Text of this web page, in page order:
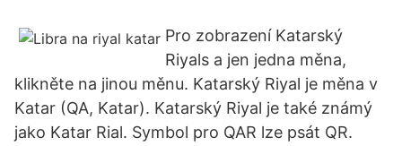
Pro zobrazení Katarský
Riyals a jen jedna měna,
klikněte na jinou měnu. Katarský Riyal je měna v
Katar (QA, Katar). Katarský Riyal je také známý
jako Katar Rial. Symbol pro QAR lze psát QR.